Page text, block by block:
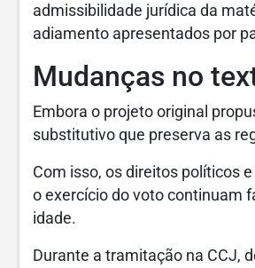
admissibilidade jurídica da
adiamento apresentados por
Mudanças no
Embora o projeto original
substitutivo que preserva as
Com isso, os direitos políticos
o exercício do voto continuam
idade.
Durante a tramitação na CCJ,